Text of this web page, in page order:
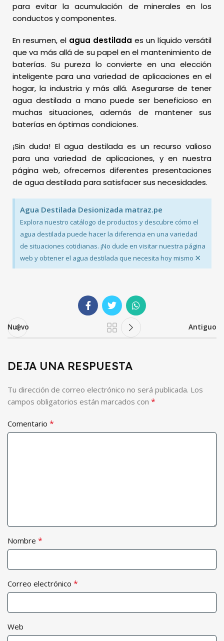
para evitar la acumulación de minerales en los
conductos y componentes.
En resumen, el agua destilada es un líquido versátil
que va más allá de su papel en el mantenimiento de
baterías. Su pureza lo convierte en una elección
inteligente para una variedad de aplicaciones en el
hogar, la industria y más allá. Asegurarse de tener
agua destilada a mano puede ser beneficioso en
muchas situaciones, además de mantener sus
baterías en óptimas condiciones.
¡Sin duda! El agua destilada es un recurso valioso
para una variedad de aplicaciones, y en nuestra
página web, ofrecemos diferentes presentaciones
de agua destilada para satisfacer sus necesidades.
Agua Destilada Desionizada matraz.pe
Explora nuestro catálogo de productos y descubre cómo el
agua destilada puede hacer la diferencia en una variedad
de situaciones cotidianas. ¡No dude en visitar nuestra página
web y obtener el agua destilada que necesita hoy mismo ×
Nuevo Antiguo
DEJA UNA RESPUESTA
Tu dirección de correo electrónico no será publicada. Los
campos obligatorios están marcados con *
Comentario *
Nombre *
Correo electrónico *
Web